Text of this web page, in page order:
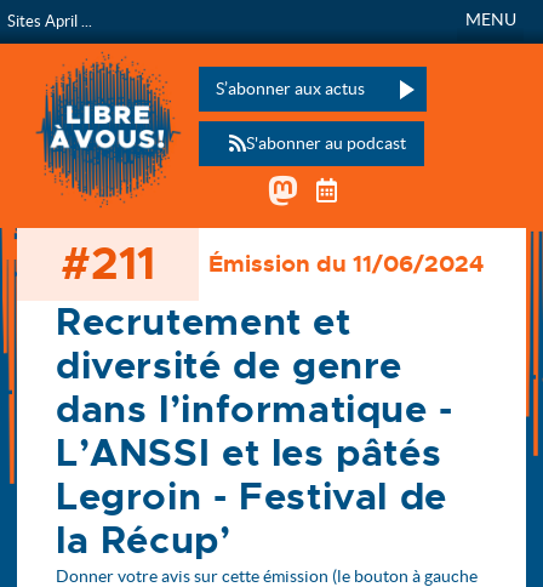
Libre à vous !
L’émission de radio
MENU
S’abonner aux actus
Veuillez laisser ce champ vide :
Mastodon
S'abonner au podcast
Accueil
Les émissions
#211 Émission du 11/06/2024
Recrutement et
diversité de genre
dans l’informatique -
L’ANSSI et les pâtés
Legroin - Festival de
la Récup’
Donner votre avis sur cette émission (le bouton à gauche
Sites April ...